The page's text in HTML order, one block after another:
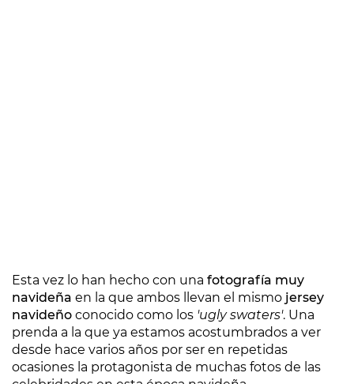
Esta vez lo han hecho con una fotografía muy
navideña en la que ambos llevan el mismo jersey
navideño conocido como los 'ugly swaters'. Una
prenda a la que ya estamos acostumbrados a ver
desde hace varios años por ser en repetidas
ocasiones la protagonista de muchas fotos de las